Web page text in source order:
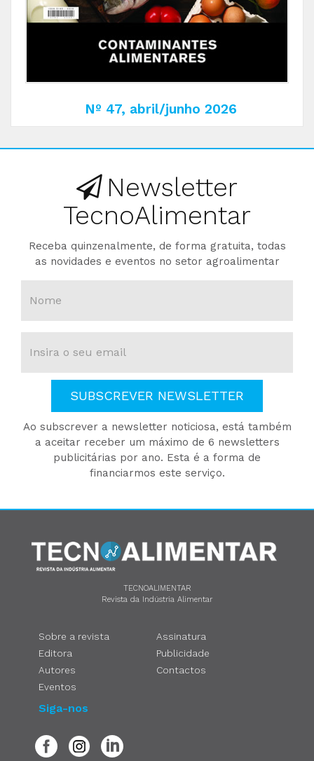
Nº 47, abril/junho 2026
Newsletter
TecnoAlimentar
Receba quinzenalmente, de forma gratuita, todas
as novidades e eventos no setor agroalimentar
SUBSCREVER NEWSLETTER
Ao subscrever a newsletter noticiosa, está também
a aceitar receber um máximo de 6 newsletters
publicitárias por ano. Esta é a forma de
financiarmos este serviço.
TECNOALIMENTAR
Revista da Indústria Alimentar
Sobre a revista
Editora
Autores
Eventos
Assinatura
Publicidade
Contactos
Siga-nos